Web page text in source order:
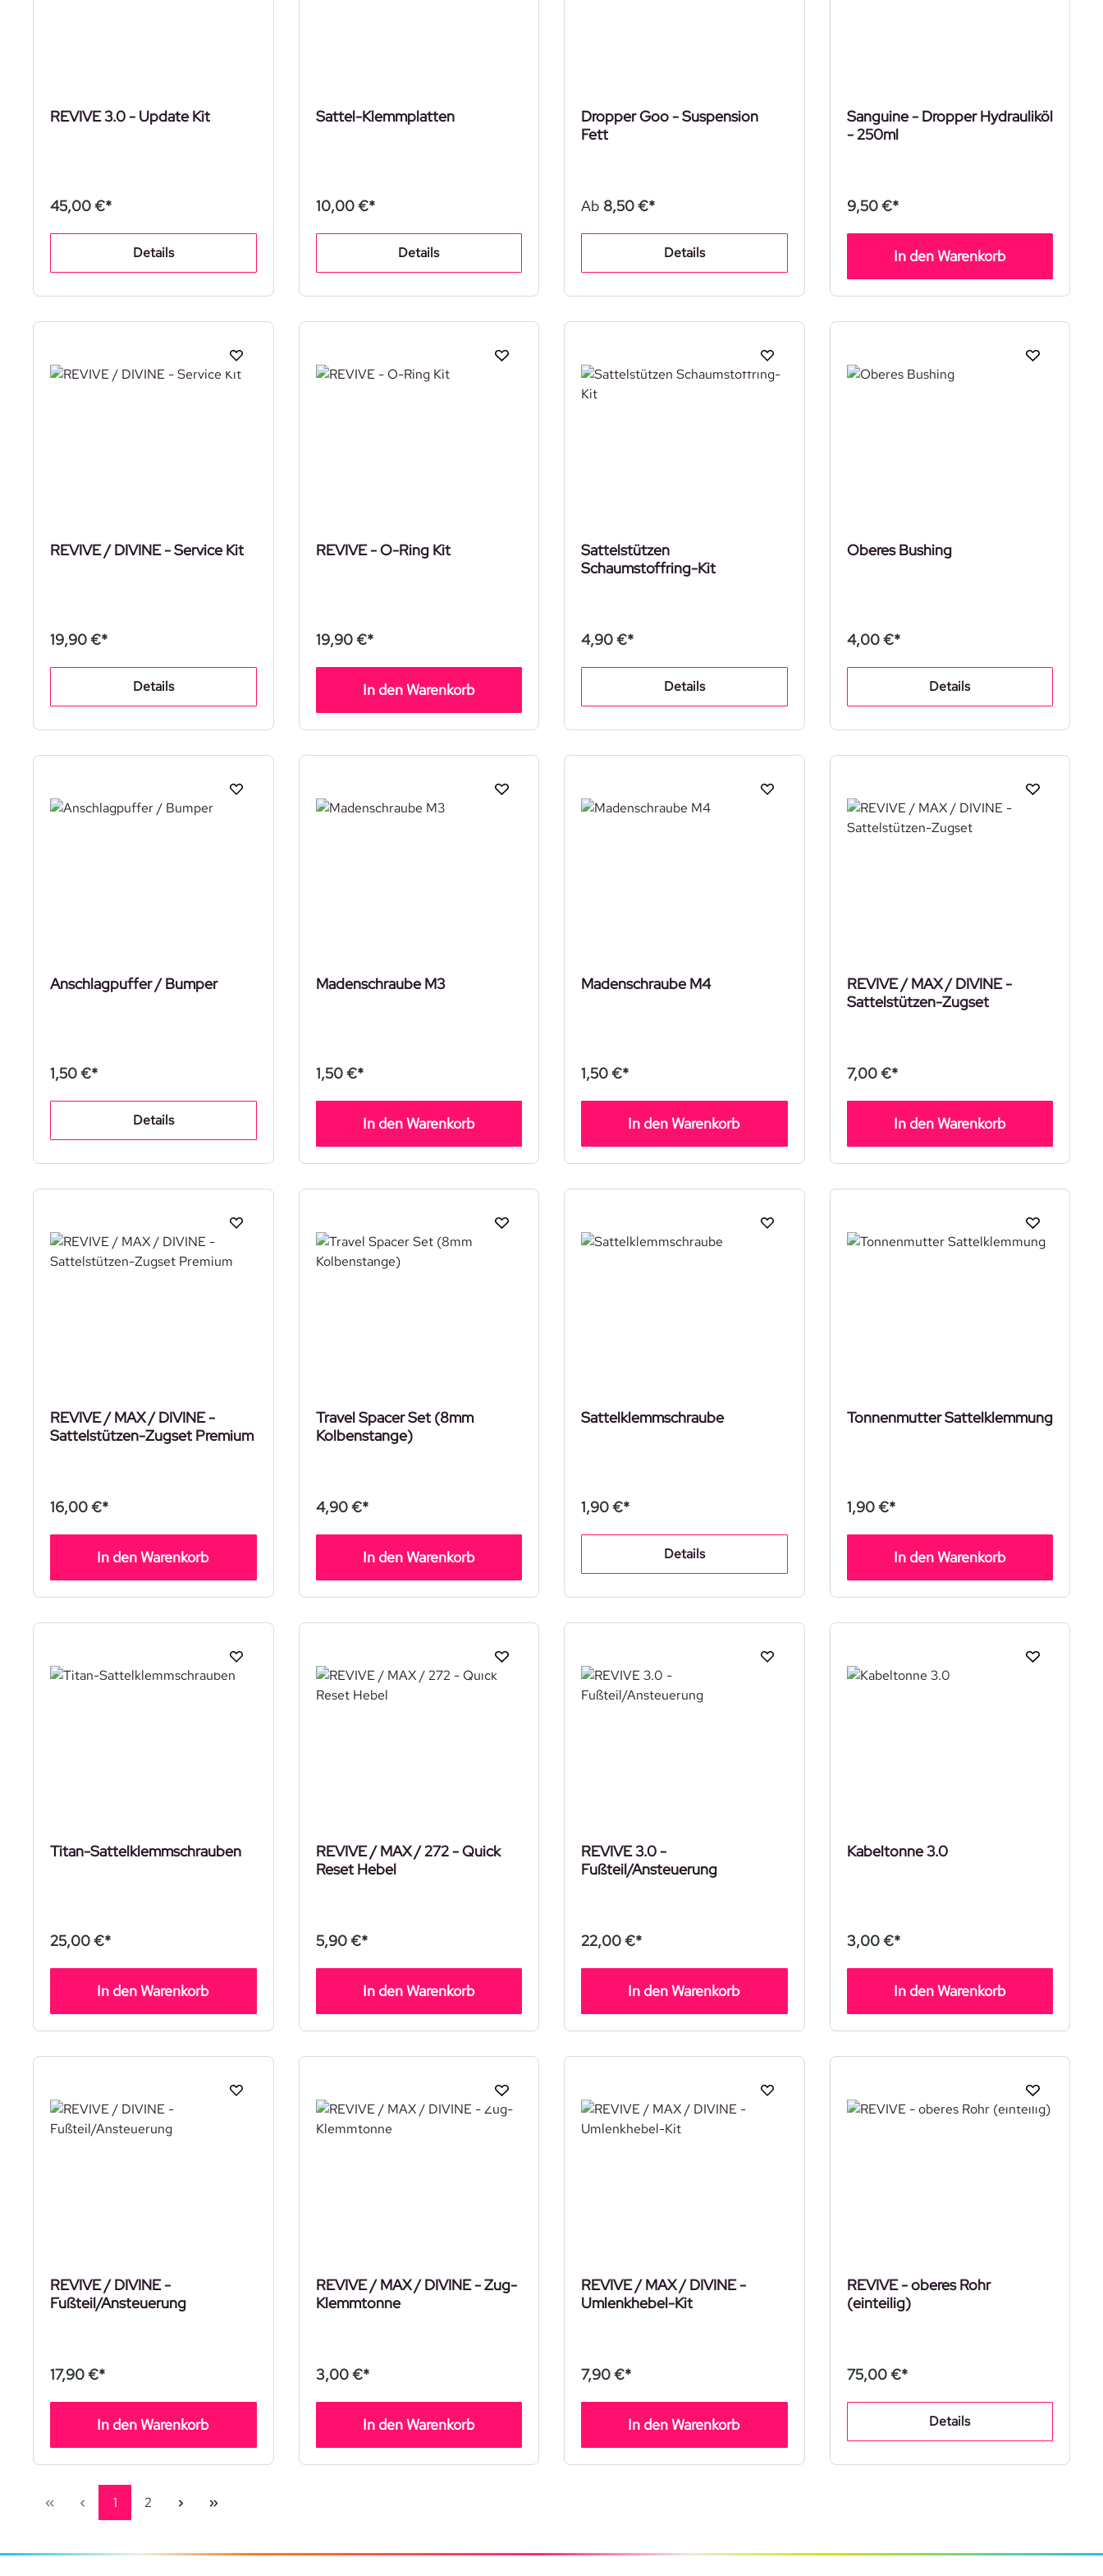
REVIVE 3.0 - Update Kit
45,00 €*
Details
Sattel-Klemmplatten
10,00 €*
Details
Dropper Goo - Suspension
Fett
Ab 8,50 €*
Details
Sanguine - Dropper Hydrauliköl
- 250ml
9,50 €*
In den Warenkorb
REVIVE / DIVINE - Service Kit
19,90 €*
Details
REVIVE - O-Ring Kit
19,90 €*
In den Warenkorb
Sattelstützen
Schaumstoffring-Kit
4,90 €*
Details
Oberes Bushing
4,00 €*
Details
Anschlagpuffer / Bumper
1,50 €*
Details
Madenschraube M3
1,50 €*
In den Warenkorb
Madenschraube M4
1,50 €*
In den Warenkorb
REVIVE / MAX / DIVINE -
Sattelstützen-Zugset
7,00 €*
In den Warenkorb
REVIVE / MAX / DIVINE -
Sattelstützen-Zugset Premium
16,00 €*
In den Warenkorb
Travel Spacer Set (8mm
Kolbenstange)
4,90 €*
In den Warenkorb
Sattelklemmschraube
1,90 €*
Details
Tonnenmutter Sattelklemmung
1,90 €*
In den Warenkorb
Titan-Sattelklemmschrauben
25,00 €*
In den Warenkorb
REVIVE / MAX / 272 - Quick
Reset Hebel
5,90 €*
In den Warenkorb
REVIVE 3.0 -
Fußteil/Ansteuerung
22,00 €*
In den Warenkorb
Kabeltonne 3.0
3,00 €*
In den Warenkorb
REVIVE / DIVINE -
Fußteil/Ansteuerung
17,90 €*
In den Warenkorb
REVIVE / MAX / DIVINE - Zug-
Klemmtonne
3,00 €*
In den Warenkorb
REVIVE / MAX / DIVINE -
Umlenkhebel-Kit
7,90 €*
In den Warenkorb
REVIVE - oberes Rohr
(einteilig)
75,00 €*
Details
Seite
1 Seite
2